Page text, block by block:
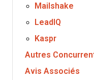
Mailshake
LeadIQ
Kaspr
Autres
Avis Associés